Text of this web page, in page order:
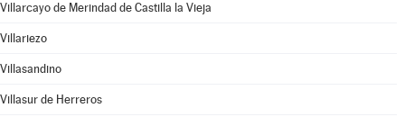
Villarcayo de Merindad de Castilla la Vieja
Villariezo
Villasandino
Villasur de Herreros